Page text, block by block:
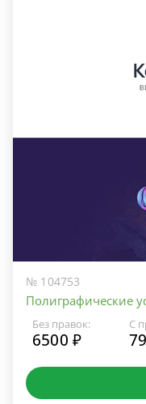
№ 104753
Полиграфические
Без правок:
6500 ₽
С